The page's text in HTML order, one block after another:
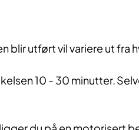
blir utført vil variere ut fra
10 - 30 minutter.